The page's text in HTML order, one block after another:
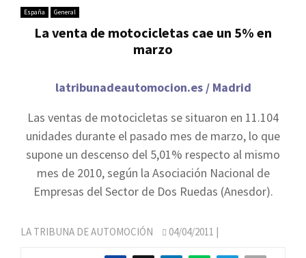
España General
La venta de motocicletas cae un 5% en
marzo
latribunadeautomocion.es / Madrid
Las ventas de motocicletas se situaron en 11.104
unidades durante el pasado mes de marzo, lo que
supone un descenso del 5,01% respecto al mismo
mes de 2010, según la Asociación Nacional de
Empresas del Sector de Dos Ruedas (Anesdor).
LA TRIBUNA DE AUTOMOCIÓN 04/04/2011 |